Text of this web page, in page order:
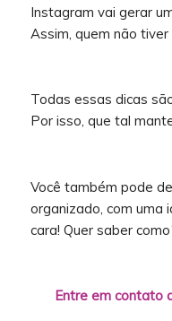
Instagram vai gerar
Assim, quem não
Todas essas dicas
Por isso, que tal
Você também pode
organizado, com uma
cara! Quer saber
Entre em contato